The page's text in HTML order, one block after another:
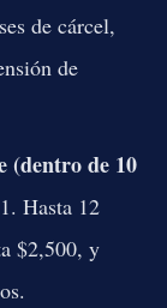
de cárcel,
de
(dentro de 10
Hasta 12
$2,500, y